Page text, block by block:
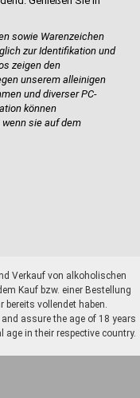
sowie Warenzeichen
zur Identifikation und
zeigen den
unserem alleinigen
und diverser PC-
können
sie auf dem
Verkauf von alkoholischen
Kauf bzw. einer Bestellung
bereits vollendet haben.
assure the age of 18 years
age in their respective country.